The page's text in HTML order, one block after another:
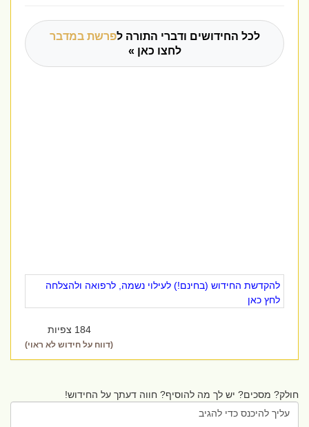
לכל החידושים ודברי התורה לפרשת במדבר
לחצו כאן »
להקדשת החידוש (בחינם!) לעילוי נשמה, לרפואה ולהצלחה
לחץ כאן
184 צפיות
(דווח על חידוש לא ראוי)
חולק? מסכים? יש לך מה להוסיף? חווה דעתך על החידוש!